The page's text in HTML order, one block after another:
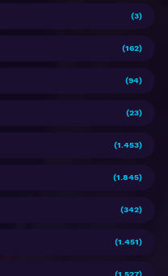
(3)
(162)
(94)
(23)
(1.453)
(1.845)
(342)
(1.451)